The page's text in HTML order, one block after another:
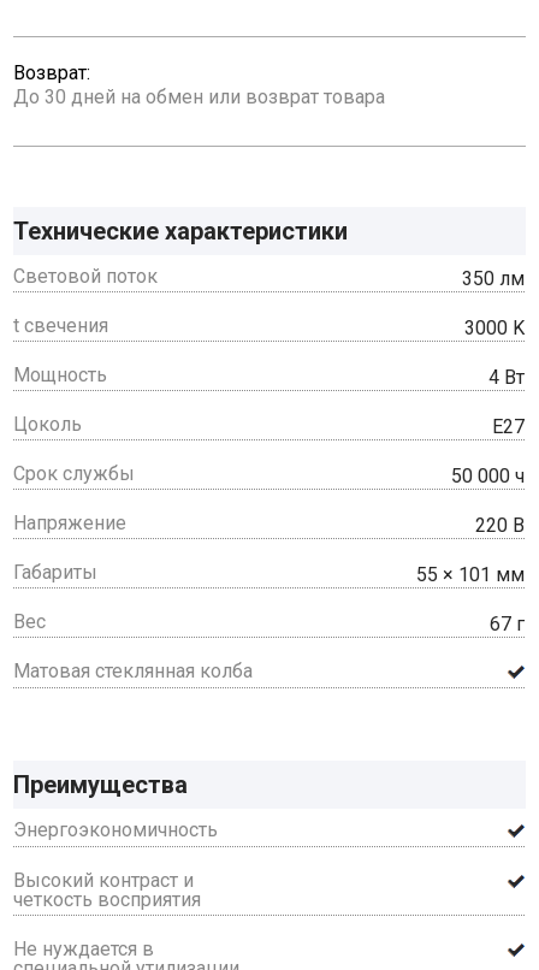
Возврат:
До 30 дней на обмен или возврат товара
Технические характеристики
Световой поток 350 лм
t свечения 3000 K
Мощность 4 Вт
Цоколь E27
Срок службы 50 000 ч
Напряжение 220 В
Габариты 55 × 101 мм
Вес 67 г
Матовая стеклянная колба
Преимущества
Энергоэкономичность
Высокий контраст и
четкость восприятия
Не нуждается в